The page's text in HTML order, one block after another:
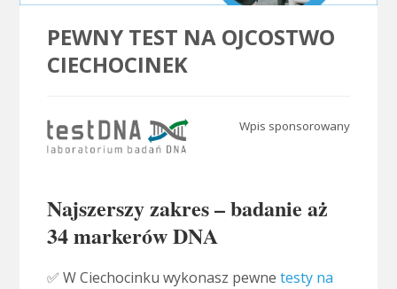
PEWNY TEST NA OJCOSTWO
CIECHOCINEK
Wpis sponsorowany
Najszerszy zakres – badanie aż
34 markerów DNA
✅ W Ciechocinku wykonasz pewne testy na